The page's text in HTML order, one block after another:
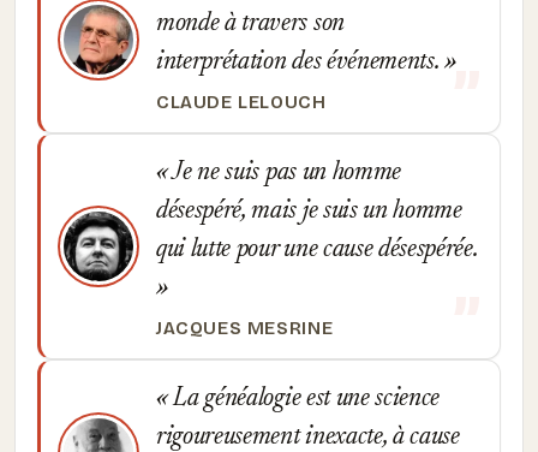
monde à travers son
interprétation des événements.
CLAUDE LELOUCH
Je ne suis pas un homme
désespéré, mais je suis un homme
qui lutte pour une cause désespérée.
JACQUES MESRINE
La généalogie est une science
rigoureusement inexacte, à cause